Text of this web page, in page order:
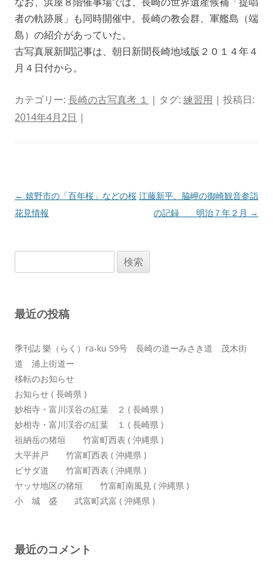
者の軌跡展」も同時開催中。長崎の教会群、軍艦島（端
島）の紹介があっていた。
古写真展新聞記事は、朝日新聞長崎地域版２０１４年４
月４日付から。
カテゴリー: 長崎の古写真考 １ | タグ: 練習用 | 投稿日:
2014年4月2日 |
投
稿
ョ
← 嬉野市の「百年桜」などの桜
花見情報
江藤新平、脇岬の御崎観音参詣
の記録 明治７年２月 →
索:
最近の投稿
季刊誌 樂（らく）ra-ku 59号 長崎の道ーみさき道 茂木街
道 浦上街道ー
移転のお知らせ
お知らせ ( 長崎県 )
妙相寺・富川渓谷の紅葉 ２ ( 長崎県 )
妙相寺・富川渓谷の紅葉 １ ( 長崎県 )
祖納岳の猪垣 竹富町西表 ( 沖縄県 )
大平井戸 竹富町西表 ( 沖縄県 )
ピサダ道 竹富町西表 ( 沖縄県 )
ヤッサ地区の猪垣 竹富町南風見 ( 沖縄県 )
小 城 盛 武富町武富 ( 沖縄県 )
最近のコメント